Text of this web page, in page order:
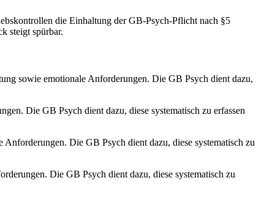
die Einhaltung der GB-Psych-Pflicht nach §5
steigt spürbar.
sowie emotionale Anforderungen. Die GB Psych dient dazu,
Die GB Psych dient dazu, diese systematisch zu erfassen
Die GB Psych dient dazu, diese systematisch zu
Die GB Psych dient dazu, diese systematisch zu